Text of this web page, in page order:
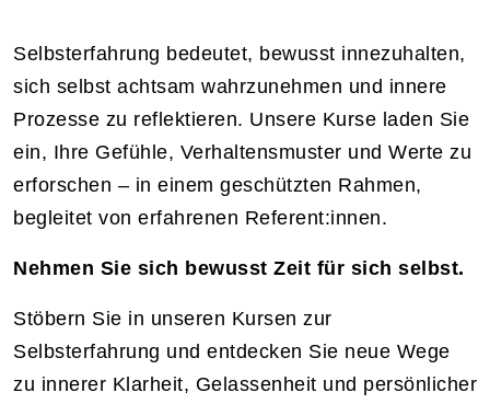
Selbsterfahrung bedeutet, bewusst innezuhalten,
sich selbst achtsam wahrzunehmen und innere
Prozesse zu reflektieren. Unsere Kurse laden Sie
ein, Ihre Gefühle, Verhaltensmuster und Werte zu
erforschen – in einem geschützten Rahmen,
begleitet von erfahrenen Referent:innen.
Nehmen Sie sich bewusst Zeit für sich selbst.
Stöbern Sie in unseren Kursen zur
Selbsterfahrung und entdecken Sie neue Wege
zu innerer Klarheit, Gelassenheit und persönlicher